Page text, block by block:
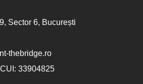
Sector 6, București
thebridge.ro
33904825